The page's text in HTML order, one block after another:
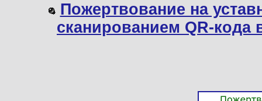
Пожертвование на
сканированием QR-